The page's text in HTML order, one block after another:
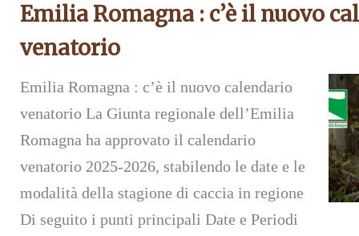
Emilia Romagna : c’è il nuovo
venatorio
Emilia Romagna : c’è il nuovo calendario
venatorio La Giunta regionale dell’Emilia
Romagna ha approvato il calendario
venatorio 2025-2026, stabilendo le date e le
modalità della stagione di caccia in regione
Di seguito i punti principali Date e Periodi